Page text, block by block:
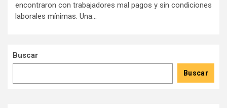
encontraron con trabajadores mal pagos y sin condiciones
laborales mínimas. Una...
Buscar
Buscar